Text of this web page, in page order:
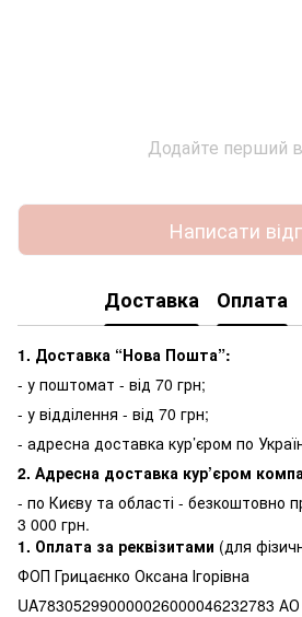
Додайте перший
Написати
Доставка Оплата
1. Доставка “Нова Пошта”:
- у поштомат - від 70 грн;
- у відділення - від 70 грн;
- адресна доставка кур’єром по
2. Адресна доставка кур’єром
- по Києву та області - безкоштовно
3 000 грн.
1. Оплата за реквізитами (для
ФОП Грицаєнко Оксана Ігорівна
UA783052990000026000046232783